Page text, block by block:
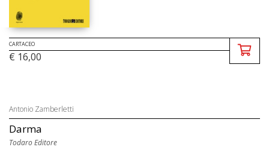
CARTACEO
€ 16,00
Antonio Zamberletti
Darma
Todaro Editore